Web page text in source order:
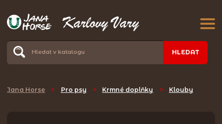
HLEDAT
Jana Horse > Pro psy > Krmné doplňky > Klouby